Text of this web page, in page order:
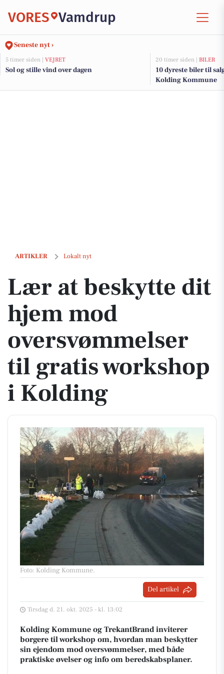
VORES Vamdrup
Seneste nyt ›
5 timer siden | VEJRET
Sol og stille vind over dagen
20 timer siden | BILER
10 dyreste biler til
Kolding Kommune
ARTIKLER Lokalt nyt
Lær at beskytte dit hjem mod oversvømmelser til gratis workshop i
Lær at beskytte dit
hjem mod
oversvømmelser
til gratis workshop
i Kolding
Foto: Kolding Kommune.
Del artikel
Tirsdag d. 21. okt. 2025 - kl. 13:02
Kolding Kommune og TrekantBrand inviterer
borgere til workshop om, hvordan man beskytter
sin ejendom mod oversvømmelser, med både
praktiske øvelser og info om beredskabsplaner.